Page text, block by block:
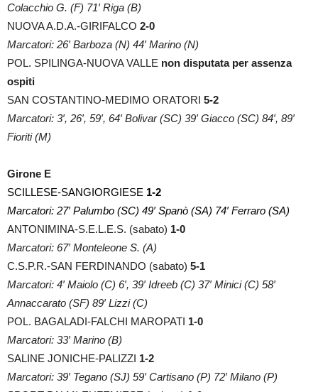
Colacchio G. (F) 71′ Riga (B)
NUOVA A.D.A.-GIRIFALCO 2-0
Marcatori: 26′ Barboza (N) 44′ Marino (N)
POL. SPILINGA-NUOVA VALLE non disputata per assenza
ospiti
SAN COSTANTINO-MEDIMO ORATORI 5-2
Marcatori: 3′, 26′, 59′, 64′ Bolivar (SC) 39′ Giacco (SC) 84′, 89′
Fioriti (M)
Girone E
SCILLESE-SANGIORGIESE 1-2
Marcatori: 27′ Palumbo (SC) 49′ Spanò (SA) 74′ Ferraro (SA)
ANTONIMINA-S.E.L.E.S. (sabato) 1-0
Marcatori: 67′ Monteleone S. (A)
C.S.P.R.-SAN FERDINANDO (sabato) 5-1
Marcatori: 4′ Maiolo (C) 6′, 39′ Idreeb (C) 37′ Minici (C) 58′
Annaccarato (SF) 89′ Lizzi (C)
POL. BAGALADI-FALCHI MAROPATI 1-0
Marcatori: 33′ Marino (B)
SALINE JONICHE-PALIZZI 1-2
Marcatori: 39′ Tegano (SJ) 59′ Cartisano (P) 72′ Milano (P)